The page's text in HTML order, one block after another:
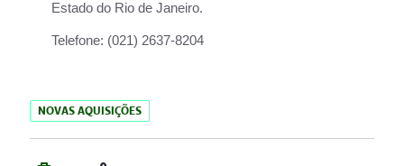
Estado do Rio de Janeiro.
Telefone: (021) 2637-8204
NOVAS AQUISIÇÕES